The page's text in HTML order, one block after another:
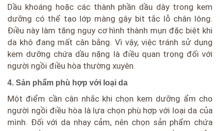
Dầu khoáng hoặc các thành phần dầu dày trong kem
dưỡng có thể tạo lớp màng gây bít tắc lỗ chân lông.
Điều này làm tăng nguy cơ hình thành mụn đặc biệt khi
da khô đang mất cân bằng. Vì vậy, việc tránh sử dụng
kem dưỡng chứa dầu nặng là điều quan trọng đối với
người ngồi điều hòa thường xuyên.
4. Sản phẩm phù hợp với loại da
Một điểm cần cân nhắc khi chọn kem dưỡng ẩm cho
người ngồi điều hòa là lựa chọn phù hợp với loại da của
mình. Đối với da nhạy cảm, nên chọn sản phẩm chứa